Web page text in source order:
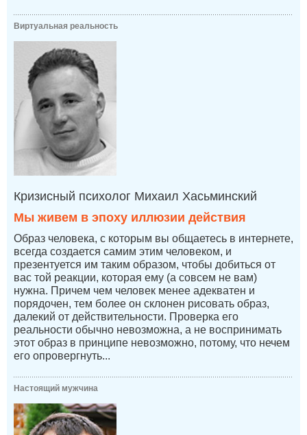
Виртуальная реальность
Кризисный психолог Михаил Хасьминский
Мы живем в эпоху иллюзии действия
Образ человека, с которым вы общаетесь в интернете,
всегда создается самим этим человеком, и
презентуется им таким образом, чтобы добиться от
вас той реакции, которая ему (а совсем не вам)
нужна. Причем чем человек менее адекватен и
порядочен, тем более он склонен рисовать образ,
далекий от действительности. Проверка его
реальности обычно невозможна, а не воспринимать
этот образ в принципе невозможно, потому, что нечем
его опровергнуть...
Настоящий мужчина